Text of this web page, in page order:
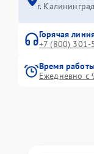
г.
Горячая
+7 (800) 301-
Время работы
Ежедневно с